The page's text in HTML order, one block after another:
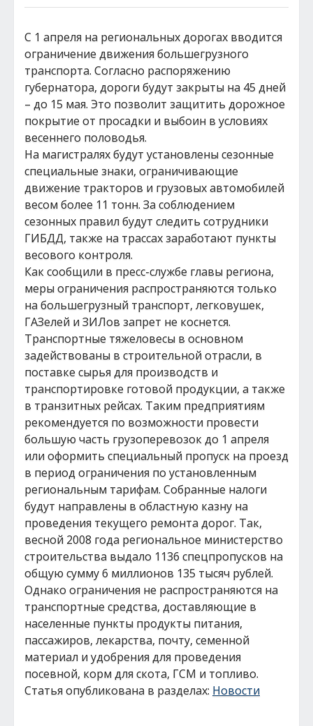
С 1 апреля на региональных дорогах вводится
ограничение движения большегрузного
транспорта. Согласно распоряжению
губернатора, дороги будут закрыты на 45 дней
– до 15 мая. Это позволит защитить дорожное
покрытие от просадки и выбоин в условиях
весеннего половодья.
На магистралях будут установлены сезонные
специальные знаки, ограничивающие
движение тракторов и грузовых автомобилей
весом более 11 тонн. За соблюдением
сезонных правил будут следить сотрудники
ГИБДД, также на трассах заработают пункты
весового контроля.
Как сообщили в пресс-службе главы региона,
меры ограничения распространяются только
на большегрузный транспорт, легковушек,
ГАЗелей и ЗИЛов запрет не коснется.
Транспортные тяжеловесы в основном
задействованы в строительной отрасли, в
поставке сырья для производств и
транспортировке готовой продукции, а также
в транзитных рейсах. Таким предприятиям
рекомендуется по возможности провести
большую часть грузоперевозок до 1 апреля
или оформить специальный пропуск на проезд
в период ограничения по установленным
региональным тарифам. Собранные налоги
будут направлены в областную казну на
проведения текущего ремонта дорог. Так,
весной 2008 года региональное министерство
строительства выдало 1136 спецпропусков на
общую сумму 6 миллионов 135 тысяч рублей.
Однако ограничения не распространяются на
транспортные средства, доставляющие в
населенные пункты продукты питания,
пассажиров, лекарства, почту, семенной
материал и удобрения для проведения
посевной, корм для скота, ГСМ и топливо.
Статья опубликована в разделах: Новости